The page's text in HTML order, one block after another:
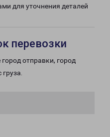
для уточнения деталей
перевозки
отправки, город